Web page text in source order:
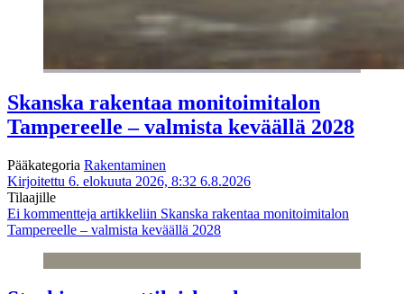
Skanska rakentaa monitoimitalon
Tampereelle – valmista keväällä 2028
Pääkategoria Rakentaminen
Kirjoitettu 6. elokuuta 2026, 8:32 6.8.2026
Tilaajille
Ei kommentteja artikkeliin Skanska rakentaa monitoimitalon
Tampereelle – valmista keväällä 2028